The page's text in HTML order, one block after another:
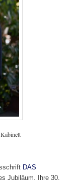
DAS
Jubiläum. Ihre 30.